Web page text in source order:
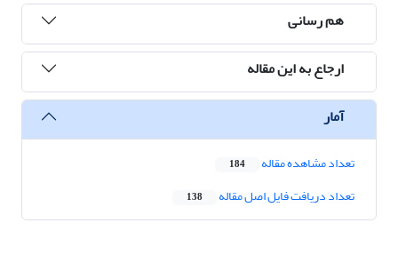
هم رسانی
ارجاع به این مقاله
آمار
تعداد مشاهده مقاله 184
تعداد دریافت فایل اصل مقاله 138